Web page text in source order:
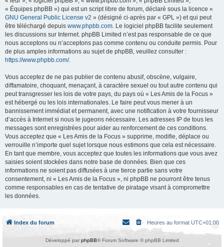
« Équipes phpBB ») qui est un script libre de forum, déclaré sous la licence «
GNU General Public License v2 » (désigné ci-après par « GPL ») et qui peut
être téléchargé depuis www.phpbb.com. Le logiciel phpBB facilite seulement
les discussions sur Internet. phpBB Limited n’est pas responsable de ce que
nous acceptons ou n’acceptons pas comme contenu ou conduite permis. Pour
de plus amples informations au sujet de phpBB, veuillez consulter :
https://www.phpbb.com/.
Vous acceptez de ne pas publier de contenu abusif, obscène, vulgaire,
diffamatoire, choquant, menaçant, à caractère sexuel ou tout autre contenu qui
peut transgresser les lois de votre pays, du pays où « Les Amis de la Focus »
est hébergé ou les lois internationales. Le faire peut vous mener à un
bannissement immédiat et permanent, avec une notification à votre fournisseur
d’accès à Internet si nous le jugeons nécessaire. Les adresses IP de tous les
messages sont enregistrées pour aider au renforcement de ces conditions.
Vous acceptez que « Les Amis de la Focus » supprime, modifie, déplace ou
verrouille n’importe quel sujet lorsque nous estimons que cela est nécessaire.
En tant que membre, vous acceptez que toutes les informations que vous avez
saisies soient stockées dans notre base de données. Bien que ces
informations ne soient pas diffusées à une tierce partie sans votre
consentement, ni « Les Amis de la Focus », ni phpBB ne pourront être tenus
comme responsables en cas de tentative de piratage visant à compromettre
les données.
Index du forum Heures au format UTC+01:00
Développé par phpBB® Forum Software © phpBB Limited